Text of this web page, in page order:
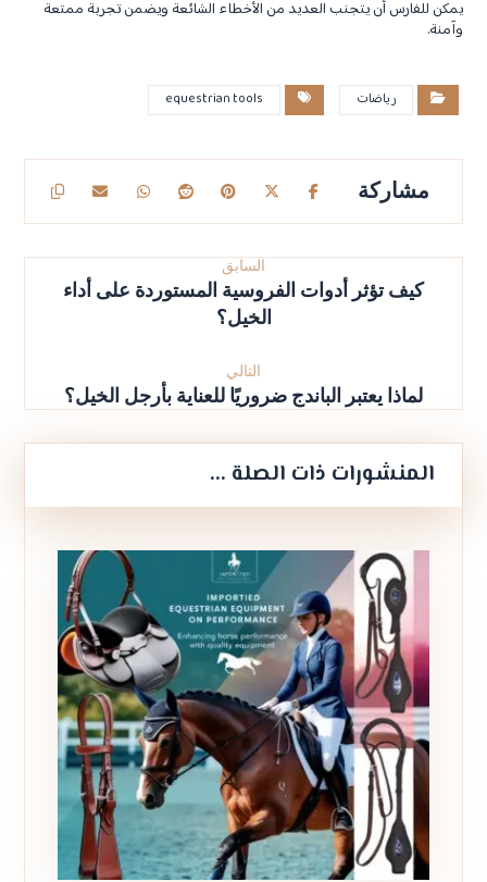
يمكن للفارس أن يتجنب العديد من الأخطاء الشائعة ويضمن تجربة ممتعة
وآمنة.
رياضات equestrian tools
السابق
كيف تؤثر أدوات الفروسية المستوردة على أداء
الخيل؟
التالي
لماذا يعتبر الباندج ضروريًا للعناية بأرجل الخيل؟
المنشورات ذات الصلة ...